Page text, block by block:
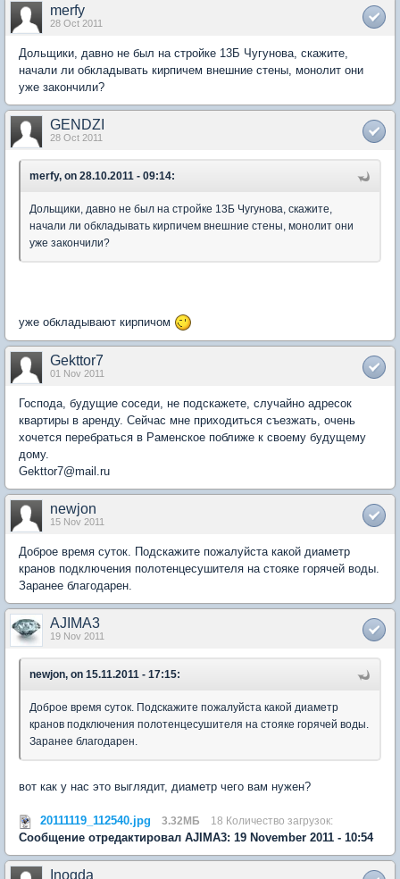
merfy
28 Oct 2011
Дольщики, давно не был на стройке 13Б Чугунова, скажите,
начали ли обкладывать кирпичем внешние стены, монолит они
уже закончили?
GENDZI
28 Oct 2011
merfy, on 28.10.2011 - 09:14:
Дольщики, давно не был на стройке 13Б Чугунова, скажите,
начали ли обкладывать кирпичем внешние стены, монолит они
уже закончили?
уже обкладывают кирпичом
Gekttor7
01 Nov 2011
Господа, будущие соседи, не подскажете, случайно адресок
квартиры в аренду. Сейчас мне приходиться съезжать, очень
хочется перебраться в Раменское поближе к своему будущему
дому.
Gekttor7@mail.ru
newjon
15 Nov 2011
Доброе время суток. Подскажите пожалуйста какой диаметр
кранов подключения полотенцесушителя на стояке горячей воды.
Заранее благодарен.
AJIMA3
19 Nov 2011
newjon, on 15.11.2011 - 17:15:
Доброе время суток. Подскажите пожалуйста какой диаметр
кранов подключения полотенцесушителя на стояке горячей воды.
Заранее благодарен.
вот как у нас это выглядит, диаметр чего вам нужен?
20111119_112540.jpg 3.32МБ 18 Количество загрузок:
Сообщение отредактировал AJIMA3: 19 November 2011 - 10:54
Inogda